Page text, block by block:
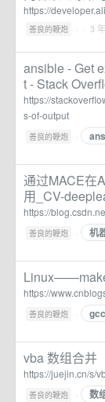
https://
善良的鞭炮 · · 3
ansible - Get
t - Stack
https://
s-of-output
善良的鞭炮 ·
通过MACE在
用_CV-
https://
善良的鞭炮 · 机
https://
善良的鞭炮 · gcc
vba 数组合并
https://juejin.cn/s/
善良的鞭炮 · 数